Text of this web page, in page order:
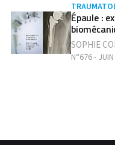
Épaule :
SOPHIE
N°676 -